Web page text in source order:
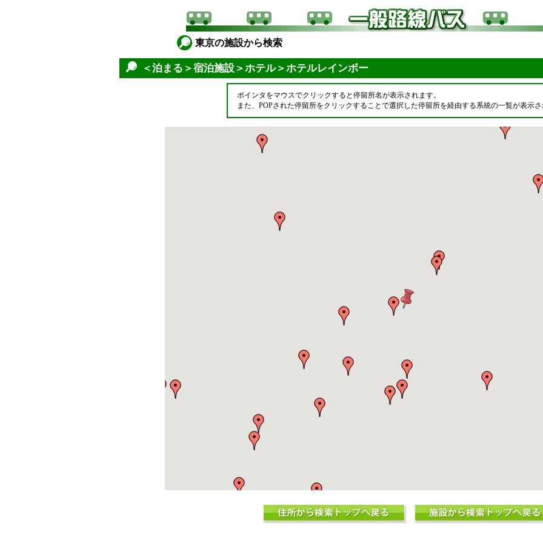
東京の施設から検索
＜泊まる＞宿泊施設＞ホテル＞ホテルレインボー
ポインタをマウスでクリックすると停留所名が表示されます。
また、POPされた停留所をクリックすることで選択した停留所を経由する系統の一覧が表示